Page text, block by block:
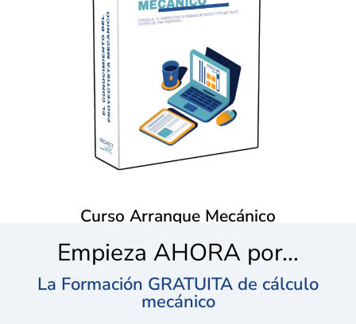
Curso Arranque Mecánico
Consigue tu trabajo como proyectista mecánico en
una ingeniería.
Más Información
Empieza AHORA por...
La Formación GRATUITA de cálculo
mecánico